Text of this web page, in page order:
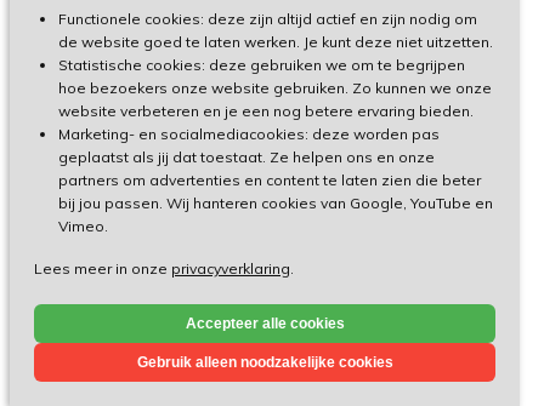
Functionele cookies: deze zijn altijd actief en zijn nodig om
de website goed te laten werken. Je kunt deze niet uitzetten.
Statistische cookies: deze gebruiken we om te begrijpen
hoe bezoekers onze website gebruiken. Zo kunnen we onze
website verbeteren en je een nog betere ervaring bieden.
Marketing- en socialmediacookies: deze worden pas
geplaatst als jij dat toestaat. Ze helpen ons en onze
partners om advertenties en content te laten zien die beter
bij jou passen. Wij hanteren cookies van Google, YouTube en
Vimeo.
Lees meer in onze privacyverklaring.
Accepteer alle cookies
Gebruik alleen noodzakelijke cookies
Toegankelijkheid
Cliëntenportaal
Medewerkersportaal
TeamViewer
Made by Ivengi
© Koraal 2026